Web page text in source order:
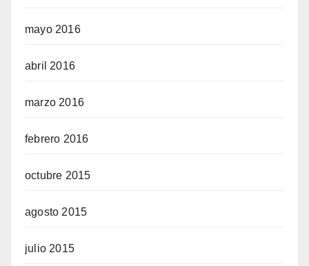
mayo 2016
abril 2016
marzo 2016
febrero 2016
octubre 2015
agosto 2015
julio 2015